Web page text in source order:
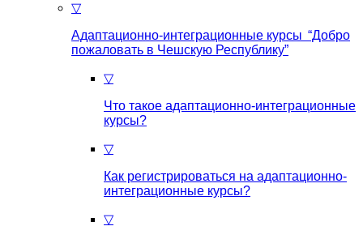
▽
Адаптационно-интеграционные курсы “Добро
пожаловать в Чешскую Республику”
▽
Что такое aдаптационно-интеграционные
курсы?
▽
Как регистрироваться на aдаптационно-
интеграционные курсы?
▽